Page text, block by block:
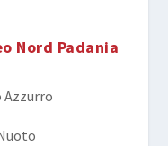
Nord Padania
Azzurro